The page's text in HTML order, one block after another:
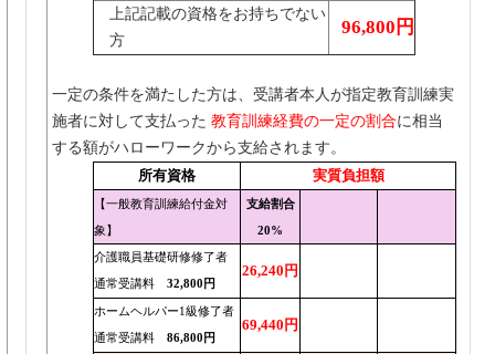
上記記載の資格をお持ちでない
方
96,800円
一定の条件を満たした方は、受講者本人が指定教育訓練実
施者に対して支払った 教育訓練経費の一定の割合に相当
する額がハローワークから支給されます。
所有資格
実質負担額
【一般教育訓練給付金対
象】
支給割合
20%
介護職員基礎研修修了者
通常受講料 32,800円
26,240円
ホームヘルパー1級修了者
通常受講料 86,800円
69,440円